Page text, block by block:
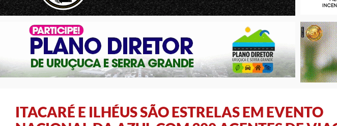
ITACARÉ E ILHÉUS SÃO ESTRELAS EM EVENTO